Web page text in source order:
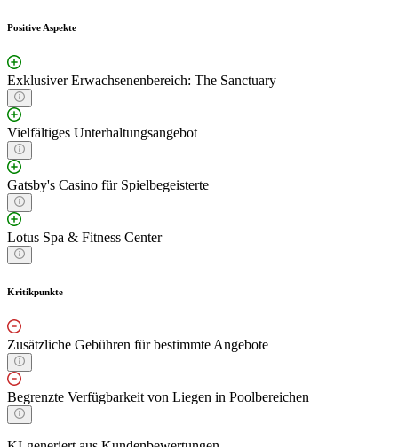
Positive Aspekte
Exklusiver Erwachsenenbereich: The Sanctuary
Vielfältiges Unterhaltungsangebot
Gatsby's Casino für Spielbegeisterte
Lotus Spa & Fitness Center
Kritikpunkte
Zusätzliche Gebühren für bestimmte Angebote
Begrenzte Verfügbarkeit von Liegen in Poolbereichen